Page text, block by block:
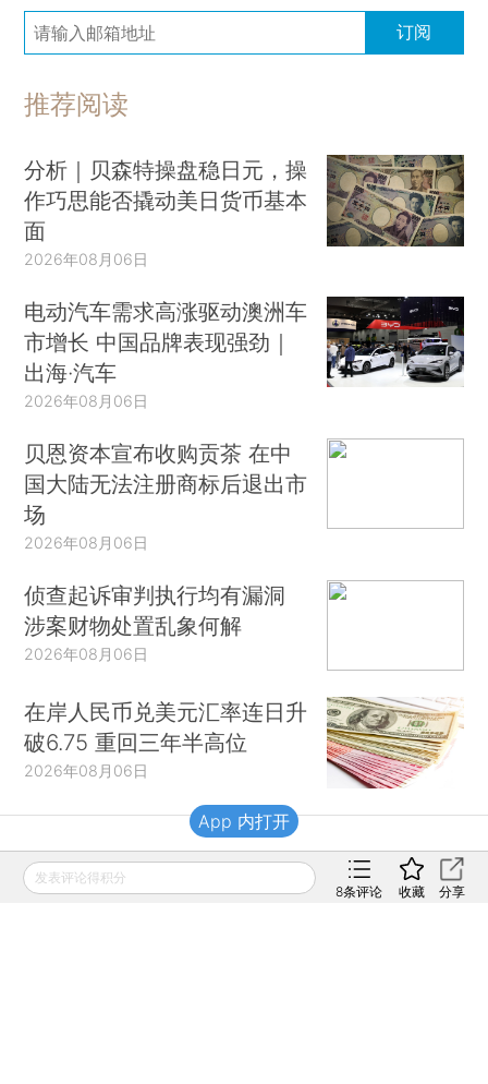
订阅
推荐阅读
分析｜贝森特操盘稳日元，操
作巧思能否撬动美日货币基本
面
2026年08月06日
电动汽车需求高涨驱动澳洲车
市增长 中国品牌表现强劲｜
出海·汽车
2026年08月06日
贝恩资本宣布收购贡茶 在中
国大陆无法注册商标后退出市
场
2026年08月06日
侦查起诉审判执行均有漏洞
涉案财物处置乱象何解
2026年08月06日
在岸人民币兑美元汇率连日升
破6.75 重回三年半高位
2026年08月06日
财新移动
发表评论得积分
8条评论 收藏 分享
App 内打开